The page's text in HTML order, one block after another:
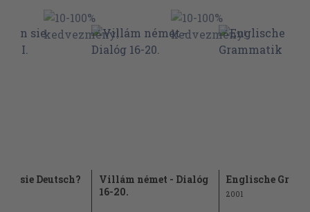
sie Deutsch?
Villám német - Dialóg
16-20.
Englische
2001